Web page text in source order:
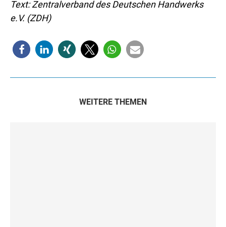
Text: Zentralverband des Deutschen Handwerks
e.V. (ZDH)
WEITERE THEMEN